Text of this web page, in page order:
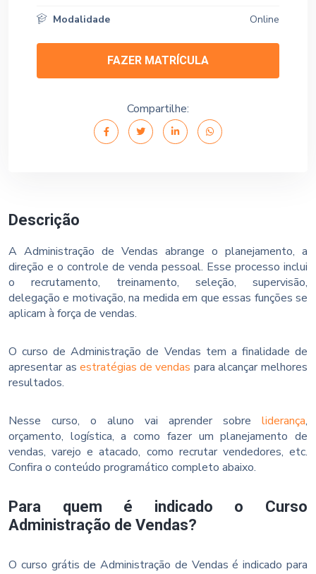
Descrição
A Administração de Vendas abrange o planejamento, a
direção e o controle de venda pessoal. Esse processo inclui
o recrutamento, treinamento, seleção, supervisão,
delegação e motivação, na medida em que essas funções se
aplicam à força de vendas.
O curso de Administração de Vendas tem a finalidade de
apresentar asestratégias de vendas para alcançar melhores
resultados.
Nesse curso, o aluno vai aprender sobre liderança,
orçamento, logística, a como fazer um planejamento de
vendas, varejo e atacado, como recrutar vendedores, etc.
Confira o conteúdo programático completo abaixo.
Para quem é indicado o Curso
Administração de Vendas?
O curso grátis de Administração de Vendas é indicado para
Modalidade
Online
FAZER MATRÍCULA
Compartilhe: